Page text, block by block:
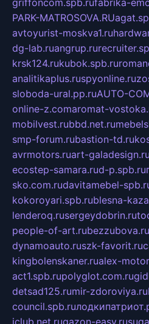
griffoncom.spb.rufabrika-
PARK-MATROSOVA.RU
avtoyurist-moskva1.ru
dg-lab.ruangrup.ru
krsk124.rukubok.spb.ru
analitikaplus.ruspyonline.ru
sloboda-ural.pp.ruAUTO-
online-z.comaromat-
mobilvest.rubbd.net.ru
smp-forum.rubastion-td.ru
avrmotors.ruart-galadesign.ru
ecostep-samara.rud-p.spb.ru
sko.com.rudavitamebel-
kokoroyari.spb.rublesna-
lenderoq.rusergeydobrin.ru
people-of-art.rubezzubova.ru
dynamoauto.ruszk-favorit.ru
kingbolenskaner.rualex-
act1.spb.rupolyglot.com.ru
detsad125.rumir-zdoroviya.ru
council.spb.ru
iclub.net.rugazon-easy.ru